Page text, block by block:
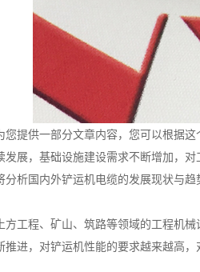
您提供一部分文章内容，您可以根据
发展，基础设施建设需求不断增加，
析国内外铲运机电缆的发展现状与趋
方工程、矿山、筑路等领域的工程机
推进，对铲运机性能的要求越来越高